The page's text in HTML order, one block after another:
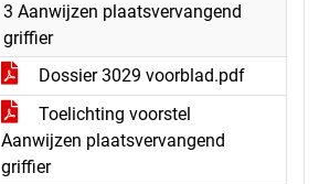
3 Aanwijzen plaatsvervangend
griffier
Dossier 3029 voorblad.pdf
Toelichting voorstel
Aanwijzen plaatsvervangend
griffier